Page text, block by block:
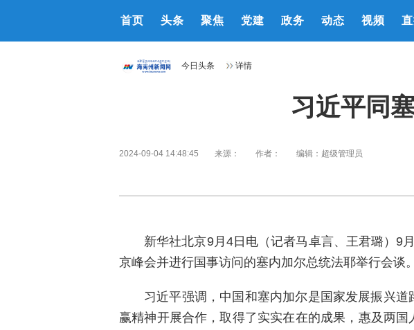
首页 头条 聚焦 党建 政务 动态 视频
今日头条 详情
习近平同
2024-09-04 14:48:45 来源： 作者： 编辑： 超级管理员
新华社北京9月4日电（记者马卓言、王君璐）9
京峰会并进行国事访问的塞内加尔总统法耶举行会谈。
习近平强调，中国和塞内加尔是国家发展振兴
赢精神开展合作，取得了实实在在的成果，惠及两